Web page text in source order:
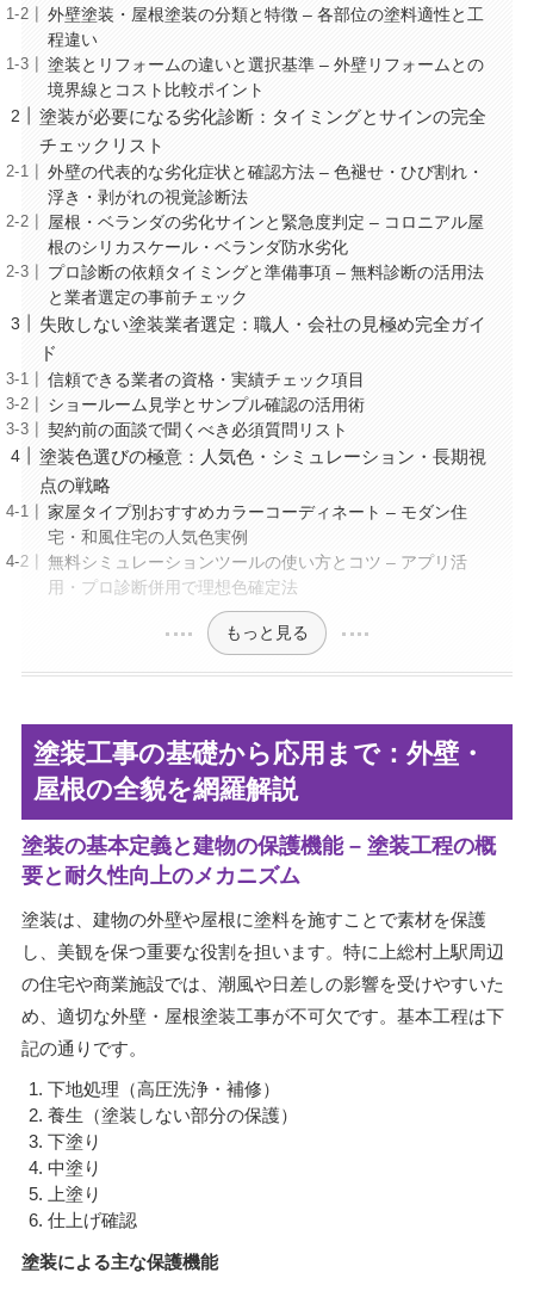
外壁塗装・屋根塗装の分類と特徴 – 各部位の塗料適性と工
程違い
塗装とリフォームの違いと選択基準 – 外壁リフォームとの
境界線とコスト比較ポイント
塗装が必要になる劣化診断：タイミングとサインの完全
チェックリスト
外壁の代表的な劣化症状と確認方法 – 色褪せ・ひび割れ・
浮き・剥がれの視覚診断法
屋根・ベランダの劣化サインと緊急度判定 – コロニアル屋
根のシリカスケール・ベランダ防水劣化
プロ診断の依頼タイミングと準備事項 – 無料診断の活用法
と業者選定の事前チェック
失敗しない塗装業者選定：職人・会社の見極め完全ガイ
ド
信頼できる業者の資格・実績チェック項目
ショールーム見学とサンプル確認の活用術
契約前の面談で聞くべき必須質問リスト
塗装色選びの極意：人気色・シミュレーション・長期視
点の戦略
家屋タイプ別おすすめカラーコーディネート – モダン住
宅・和風住宅の人気色実例
無料シミュレーションツールの使い方とコツ – アプリ活
用・プロ診断併用で理想色確定法
もっと見る
塗装工事の基礎から応用まで：外壁・
屋根の全貌を網羅解説
塗装の基本定義と建物の保護機能 – 塗装工程の概
要と耐久性向上のメカニズム
塗装は、建物の外壁や屋根に塗料を施すことで素材を保護
し、美観を保つ重要な役割を担います。特に上総村上駅周辺
の住宅や商業施設では、潮風や日差しの影響を受けやすいた
め、適切な外壁・屋根塗装工事が不可欠です。基本工程は下
記の通りです。
下地処理（高圧洗浄・補修）
養生（塗装しない部分の保護）
下塗り
中塗り
上塗り
仕上げ確認
塗装による主な保護機能